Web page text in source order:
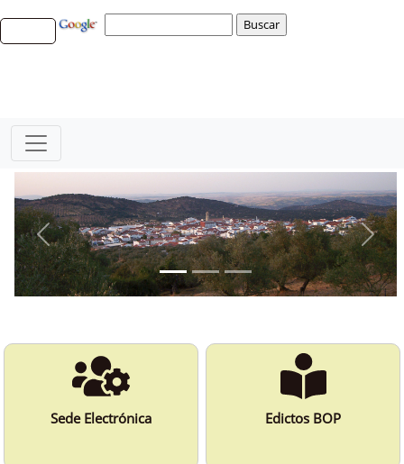
Sede Electrónica Edictos BOP